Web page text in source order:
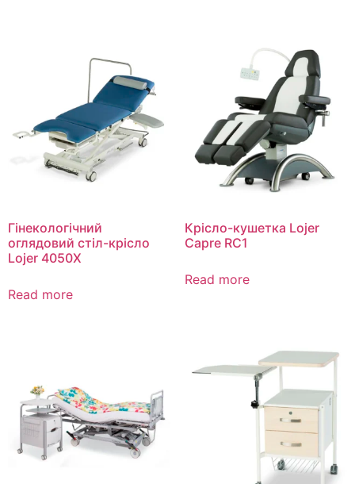
Гінекологічний
оглядовий стіл-крісло
Lojer 4050X
Read more
Крісло-кушетка Lojer
Capre RC1
Read more